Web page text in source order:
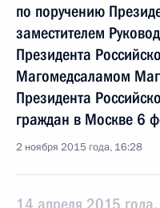
по поручению
заместителем
Президента
Магомедсаламом
Президента
граждан в Москве 6
2 ноября 2015 года, 16:28
14 апреля 2015